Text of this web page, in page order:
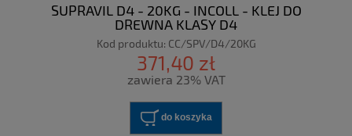
SUPRAVIL D4 - 20KG - INCOLL - KLEJ DO
DREWNA KLASY D4
Kod produktu: CC/SPV/D4/20KG
371,40 zł
zawiera 23% VAT
do koszyka